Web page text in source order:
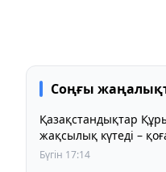
Соңғы
Қазақстандықтар
жақсылық күтеді –
Бүгін 17:14